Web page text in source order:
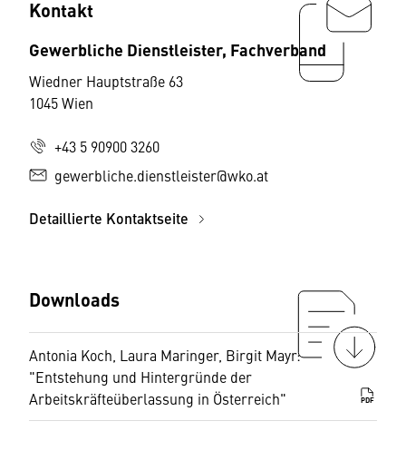
Kontakt
Gewerbliche Dienstleister, Fachverband
Wiedner Hauptstraße 63
1045 Wien
+43 5 90900 3260
gewerbliche.dienstleister@wko.at
Detaillierte Kontaktseite
Downloads
Antonia Koch, Laura Maringer, Birgit Mayr:
"Entstehung und Hintergründe der
Arbeitskräfteüberlassung in Österreich"
PDF